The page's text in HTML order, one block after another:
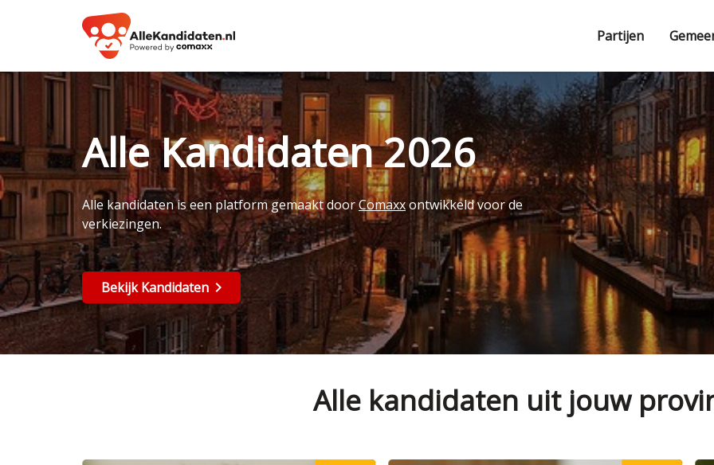
Partijen
Alle Kandidaten 2026
Alle kandidaten is een platform gemaakt doorComaxxontwikkeld voor de
verkiezingen.
Bekijk Kandidaten
Alle kandidaten uit jouw